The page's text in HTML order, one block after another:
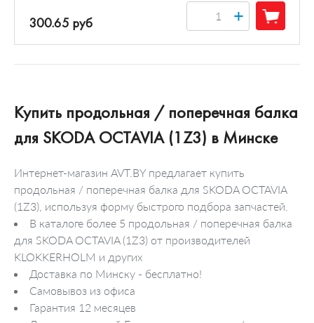
300.65 руб +
Купить продольная / поперечная балка
для SKODA OCTAVIA (1Z3) в Минске
Интернет-магазин AVT.BY предлагает купить
продольная / поперечная балка для SKODA OCTAVIA
(1Z3), используя форму быстрого подбора запчастей.
В каталоге более 5 продольная / поперечная балка
для SKODA OCTAVIA (1Z3) от производителей
KLOKKERHOLM и других
Доставка по Минску - бесплатно!
Самовывоз из офиса
Гарантия 12 месяцев